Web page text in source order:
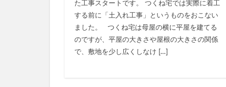
た工事スタートです。 つくね宅では実際に着工
する前に「土入れ工事」というものをおこない
ました。 つくね宅は母屋の横に平屋を建てる
のですが、平屋の大きさや屋根の大きさの関係
で、敷地を少し広くしなけ […]